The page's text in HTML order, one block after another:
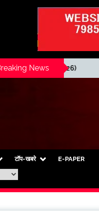
News
2026)
टॉप-खबरे E-PAPER